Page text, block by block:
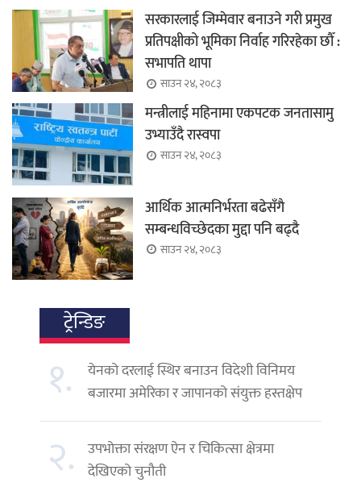
सरकारलाई जिम्मेवार बनाउने गरी प्रमुख
प्रतिपक्षीको भूमिका निर्वाह गरिरहेका छौँ :
सभापति थापा
साउन २४, २०८३
मन्त्रीलाई महिनामा एकपटक जनतासामु
उभ्याउँदै रास्वपा
साउन २४, २०८३
आर्थिक आत्मनिर्भरता बढेसँगै
सम्बन्धविच्छेदका मुद्दा पनि बढ्दै
साउन २४, २०८३
ट्रेन्डिङ
१.
येनको दरलाई स्थिर बनाउन विदेशी विनिमय
बजारमा अमेरिका र जापानको संयुक्त हस्तक्षेप
२. उपभोक्ता संरक्षण ऐन र चिकित्सा क्षेत्रमा
देखिएको चुनौती